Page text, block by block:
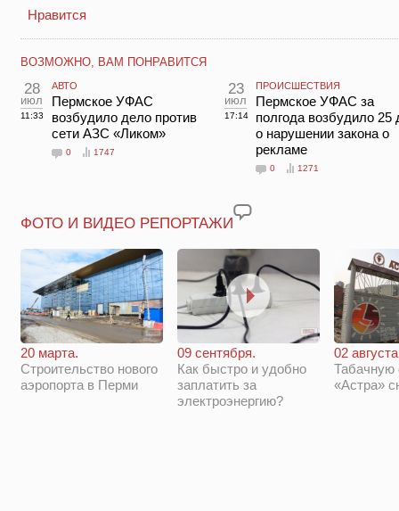
Нравится
ВОЗМОЖНО, ВАМ ПОНРАВИТСЯ
28
июл
11:33
АВТО
Пермское УФАС
возбудило дело против
сети АЗС «Ликом»
0 1747
23
июл
17:14
ПРОИСШЕСТВИЯ
Пермское УФАС за
полгода возбудило 25
о нарушении закона о
рекламе
0 1271
ФОТО И ВИДЕО РЕПОРТАЖИ
20 марта.
Строительство нового
аэропорта в Перми
09 сентября.
Как быстро и удобно
заплатить за
электроэнергию?
02
Табачную
«Астра»